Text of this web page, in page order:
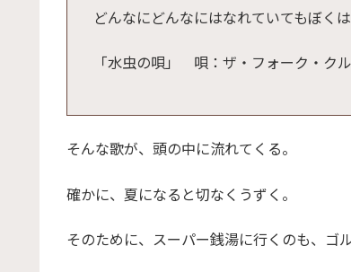
どんなにどんなにはなれていてもぼく
「水虫の唄」 唄：ザ・フォーク・ク
そんな歌が、頭の中に流れてくる。
確かに、夏になると切なくうずく。
そのために、スーパー銭湯に行くのも、ゴ